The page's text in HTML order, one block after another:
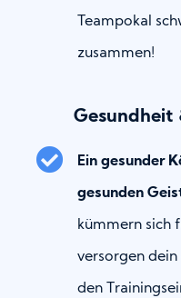
Teampokal
zusammen!
Gesundheit
Ein gesunder
gesunden
kümmern sich
versorgen dein
den